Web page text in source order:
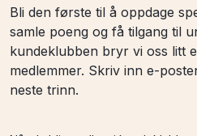
Bli den første til å oppdage
samle poeng og få tilgang til
kundeklubben bryr vi oss litt
medlemmer. Skriv inn e-
neste trinn.